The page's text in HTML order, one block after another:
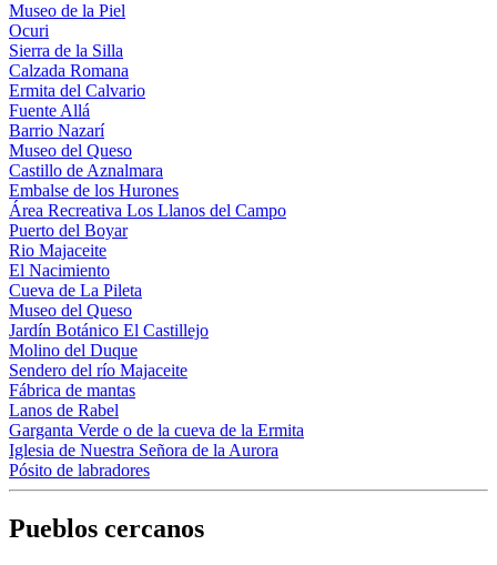
Museo de la Piel
Ocuri
Sierra de la Silla
Calzada Romana
Ermita del Calvario
Fuente Allá
Barrio Nazarí
Museo del Queso
Castillo de Aznalmara
Embalse de los Hurones
Área Recreativa Los Llanos del Campo
Puerto del Boyar
Rio Majaceite
El Nacimiento
Cueva de La Pileta
Museo del Queso
Jardín Botánico El Castillejo
Molino del Duque
Sendero del río Majaceite
Fábrica de mantas
Lanos de Rabel
Garganta Verde o de la cueva de la Ermita
Iglesia de Nuestra Señora de la Aurora
Pósito de labradores
Pueblos cercanos